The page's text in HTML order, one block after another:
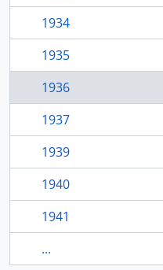
1934
1935
1936
1937
1939
1940
1941
...